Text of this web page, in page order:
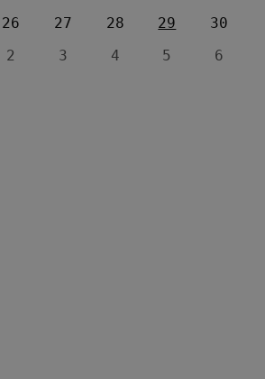
26 27 28 29
30
2 3 4 5 6